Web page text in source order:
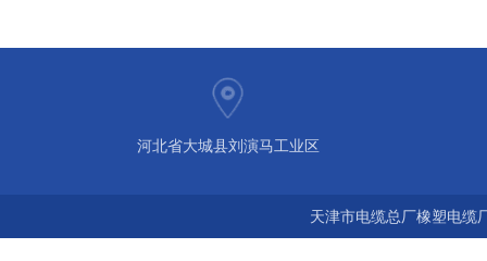
河北省大城县刘演马工业区
天津市电缆总厂橡塑电